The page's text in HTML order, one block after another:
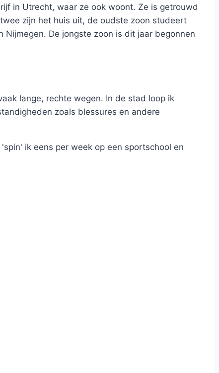
in Utrecht, waar ze ook woont. Ze is getrouwd
zijn het huis uit, de oudste zoon studeert
De jongste zoon is dit jaar begonnen
lange, rechte wegen. In de stad loop ik
zoals blessures en andere
ik eens per week op een sportschool en